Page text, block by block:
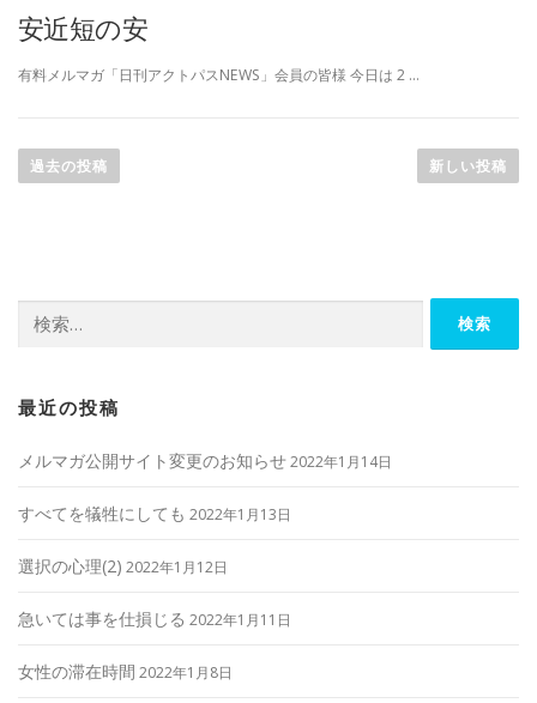
安近短の安
有料メルマガ「日刊アクトパスNEWS」会員の皆様 今日は 2 …
稿
シ
過去の投稿 新しい投稿
索:
最近の投稿
メルマガ公開サイト変更のお知らせ2022年1月14日
すべてを犠牲にしても 2022年1月13日
選択の心理(2) 2022年1月12日
急いては事を仕損じる 2022年1月11日
女性の滞在時間 2022年1月8日